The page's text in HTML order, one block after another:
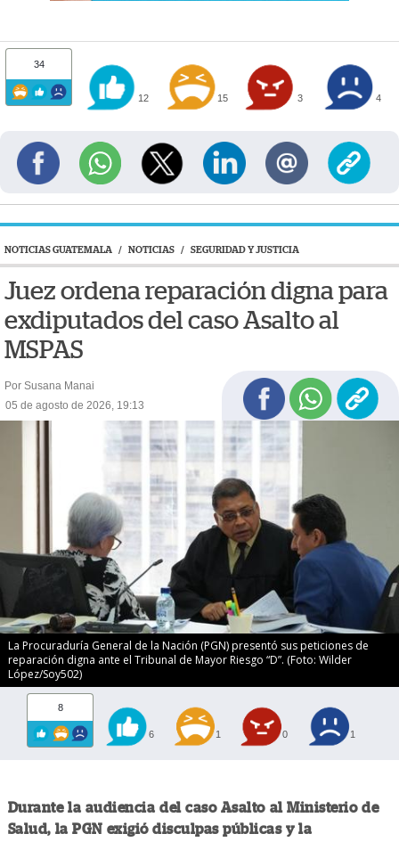
34
12 15 3 4
NOTICIAS GUATEMALA / NOTICIAS / SEGURIDAD Y JUSTICIA
Juez ordena reparación digna para
exdiputados del caso Asalto al
MSPAS
Por Susana Manai
05 de agosto de 2026, 19:13
La Procuraduría General de la Nación (PGN) presentó sus peticiones de
reparación digna ante el Tribunal de Mayor Riesgo “D”. (Foto: Wilder
López/Soy502)
8
6 1 0 1
Durante la audiencia del caso Asalto al Ministerio de
Salud, la PGN exigió disculpas públicas y la